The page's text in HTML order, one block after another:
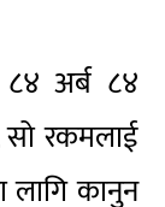
अर्ब ८४
सो रकमलाई
लागि कानुन